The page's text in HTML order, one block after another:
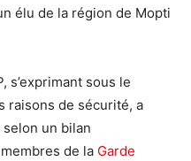
élu de la région de Mopti
s’exprimant sous le
raisons de sécurité, a
un bilan
de la Garde